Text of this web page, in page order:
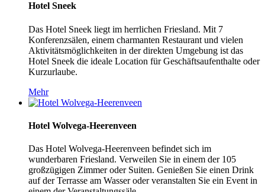
Hotel Sneek
Das Hotel Sneek liegt im herrlichen Friesland. Mit 7
Konferenzsälen, einem charmanten Restaurant und vielen
Aktivitätsmöglichkeiten in der direkten Umgebung ist das
Hotel Sneek die ideale Location für Geschäftsaufenthalte oder
Kurzurlaube.
Mehr
Hotel Wolvega-Heerenveen
Das Hotel Wolvega-Heerenveen befindet sich im
wunderbaren Friesland. Verweilen Sie in einem der 105
großzügigen Zimmer oder Suiten. Genießen Sie einen Drink
auf der Terrasse am Wasser oder veranstalten Sie ein Event in